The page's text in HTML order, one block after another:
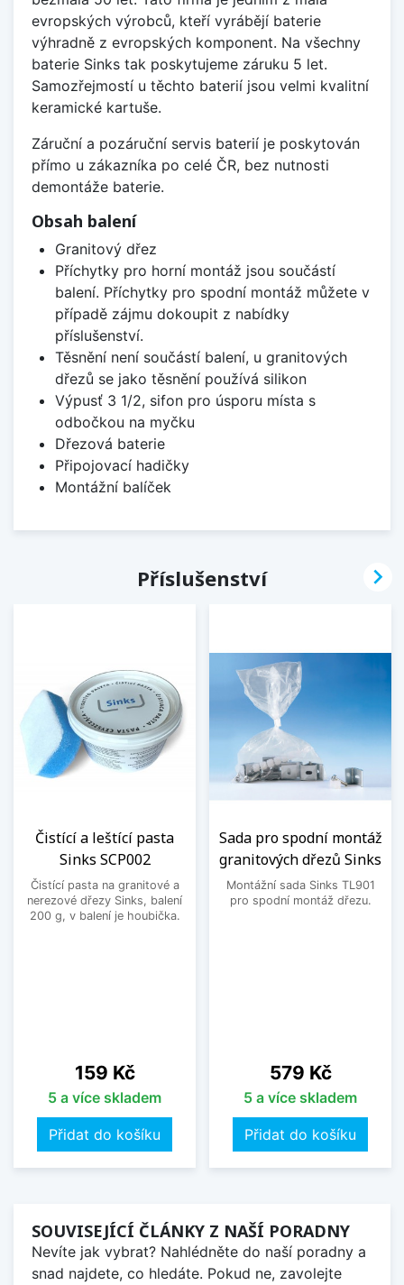
evropských výrobců, kteří vyrábějí baterie
výhradně z evropských komponent. Na všechny
baterie Sinks tak poskytujeme záruku 5 let.
Samozřejmostí u těchto baterií jsou velmi kvalitní
keramické kartuše.
Záruční a pozáruční servis baterií je poskytován
přímo u zákazníka po celé ČR, bez nutnosti
demontáže baterie.
Obsah balení
Granitový dřez
Příchytky pro horní montáž jsou součástí
balení. Příchytky pro spodní montáž můžete v
případě zájmu dokoupit z nabídky
příslušenství.
Těsnění není součástí balení, u granitových
dřezů se jako těsnění používá silikon
Výpusť 3 1/2, sifon pro úsporu místa s
odbočkou na myčku
Dřezová baterie
Připojovací hadičky
Montážní balíček
Příslušenství
Čistící a leštící pasta
Sinks SCP002
Čistící pasta na granitové a
nerezové dřezy Sinks, balení
200 g, v balení je houbička.
Cena
159 Kč
5 a více skladem
Přidat do košíku
Sada pro spodní montáž
granitových dřezů Sinks
Montážní sada Sinks TL901
pro spodní montáž dřezu.
Cena
579 Kč
5 a více skladem
Přidat do košíku

SOUVISEJÍCÍ ČLÁNKY Z NAŠÍ PORADNY
Nevíte jak vybrat? Nahlédněte do naší poradny a
snad najdete, co hledáte. Pokud ne, zavolejte